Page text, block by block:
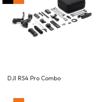
DJI RS4 Pro Combo